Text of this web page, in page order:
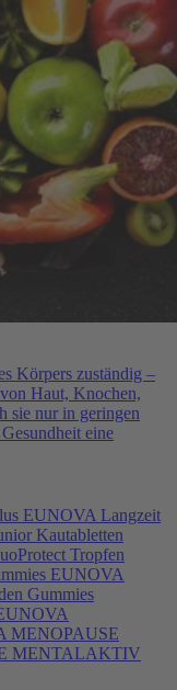
Körpers zuständig –
Haut, Knochen,
sie nur in geringen
eine
EUNOVA Langzeit
Kautabletten
Tropfen
EUNOVA
Gummies
MENOPAUSE
MENTALAKTIV